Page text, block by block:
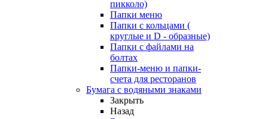
пикколо)
Папки меню
Папки с кольцами (
круглые и D - образные)
Папки с файлами на
болтах
Папки-меню и папки-
счета для ресторанов
Бумага с водяными знаками
Закрыть
Назад